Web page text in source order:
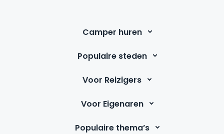
Camper huren
Populaire steden
Voor Reizigers
Voor Eigenaren
Populaire thema’s